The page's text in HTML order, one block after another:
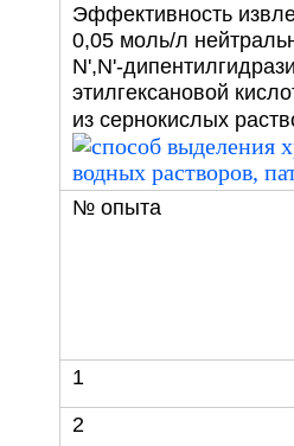
Эффективность
0,05 моль/л
N',N'-
этилгексановой
из сернокислых
№ опыта
1
2